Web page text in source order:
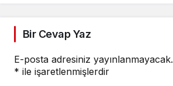
Bir Cevap Yaz
E-posta adresiniz yayınlanmayacak.
* ile işaretlenmişlerdir